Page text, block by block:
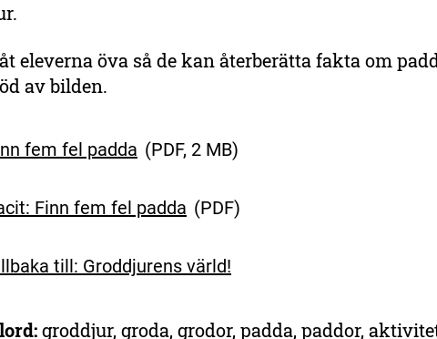
eleverna öva så de kan återberätta fakta om
av bilden.
fem fel padda (PDF, 2 MB)
Finn fem fel padda (PDF)
till: Groddjurens värld!
groddjur, groda, grodor, padda, paddor,